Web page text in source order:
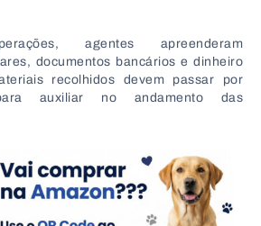
agentes apreenderam
documentos bancários e dinheiro
recolhidos devem passar por
auxiliar no andamento das